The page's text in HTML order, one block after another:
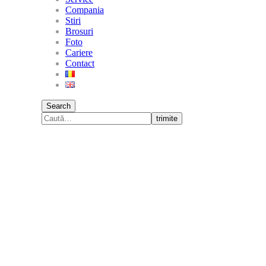
Compania
Stiri
Brosuri
Foto
Cariere
Contact
Search
trimite